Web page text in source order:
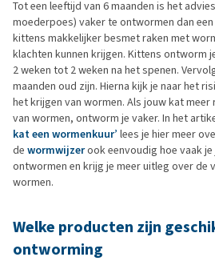
Tot een leeftijd van 6 maanden is het
moederpoes) vaker te ontwormen dan
kittens makkelijker besmet raken met
klachten kunnen krijgen. Kittens ontworm
2 weken tot 2 weken na het spenen.
maanden oud zijn. Hierna kijk je naar het
het krijgen van wormen. Als jouw kat
van wormen, ontworm je vaker. In het
kat een wormenkuur’ lees je hier meer
de wormwijzerook eenvoudig hoe vaak
ontwormen en krijg je meer uitleg over de
wormen.
Welke producten zijn
ontworming